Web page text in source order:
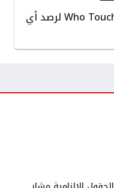
مراجعة تطبيق Who Touched My Phone لرصد أي